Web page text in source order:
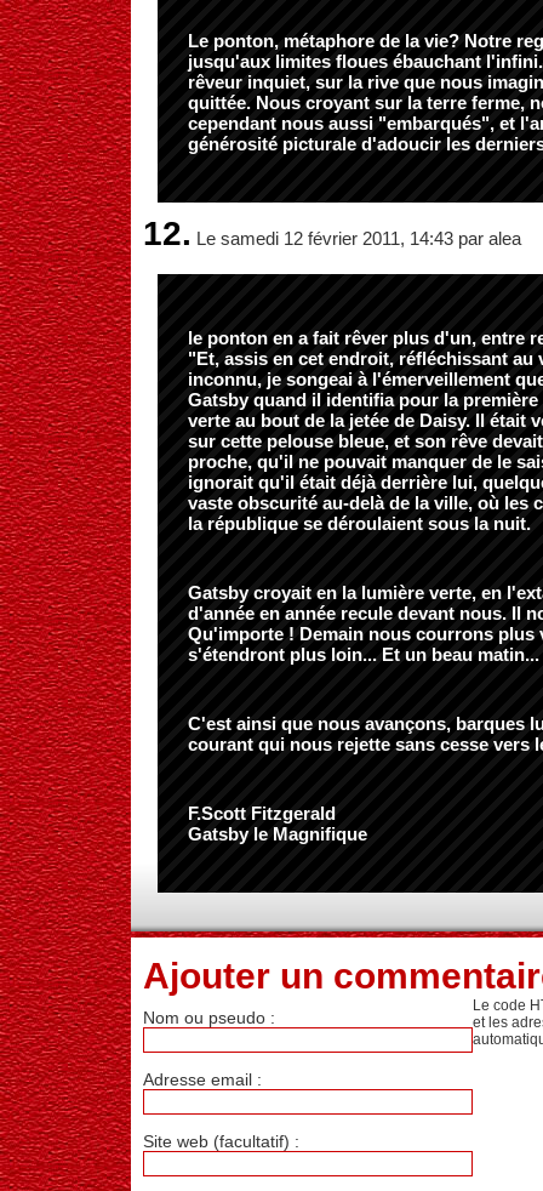
Le ponton, métaphore de la vie? Notre
jusqu'aux limites floues ébauchant
rêveur inquiet, sur la rive que nous
quittée. Nous croyant sur la terre ferme,
cependant nous aussi "embarqués", et
générosité picturale d'adoucir les
12. Le samedi 12 février 2011, 14:43 par alea
le ponton en a fait rêver plus d'un, entre
"Et, assis en cet endroit, réfléchissant au
inconnu, je songeai à l'émerveillement
Gatsby quand il identifia pour la
verte au bout de la jetée de Daisy. Il était
sur cette pelouse bleue, et son rêve
proche, qu'il ne pouvait manquer de le
ignorait qu'il était déjà derrière lui,
vaste obscurité au-delà de la ville, où les
la république se déroulaient sous la nuit.
Gatsby croyait en la lumière verte, en
d'année en année recule devant nous. Il
Qu'importe ! Demain nous courrons plus
s'étendront plus loin... Et un beau matin...
C'est ainsi que nous avançons, barques
courant qui nous rejette sans cesse vers
F.Scott Fitzgerald
Gatsby le Magnifique
Ajouter un
Nom ou pseudo :
Adresse email :
Site web (facultatif) :
Le code
et les